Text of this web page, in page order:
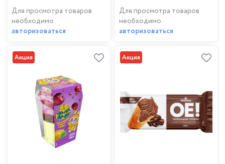
Для просмотра товаров
необходимо
авторизоваться
Для просмотра товаров
необходимо
авторизоваться
Акция Акция